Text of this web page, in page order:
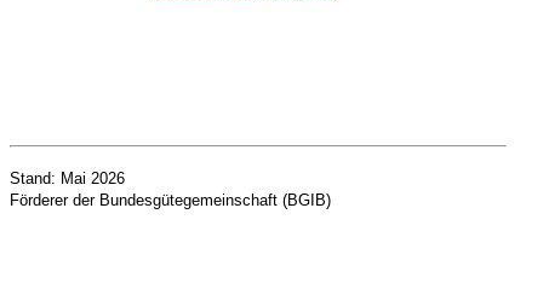
Stand: Mai 2026
Förderer der Bundesgütegemeinschaft (BGIB)